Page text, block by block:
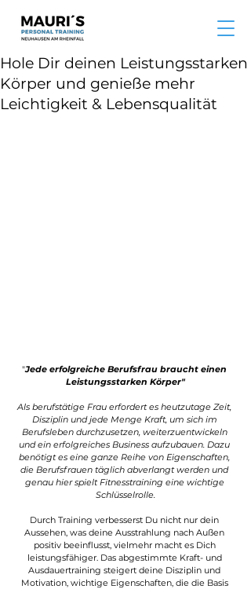
Hole Dir deinen Leistungsstarken
Körper und genieße mehr
Leichtigkeit & Lebensqualität
"Jede erfolgreiche Berufsfrau braucht einen
Leistungsstarken Körper"
Als berufstätige Frau erfordert es heutzutage Zeit,
Disziplin und jede Menge Kraft, um sich im
Berufsleben durchzusetzen, weiterzuentwickeln
und ein erfolgreiches Business aufzubauen. Dazu
benötigt es eine ganze Reihe von Eigenschaften,
die Berufsfrauen täglich abverlangt werden und
genau hier spielt Fitnesstraining eine wichtige
Schlüsselrolle.⁣
Durch Training verbesserst Du nicht nur dein
Aussehen, was deine Ausstrahlung nach Außen
positiv beeinflusst, vielmehr macht es Dich
leistungsfähiger. Das abgestimmte Kraft- und
Ausdauertraining steigert deine Disziplin und
Motivation, wichtige Eigenschaften, die die Basis